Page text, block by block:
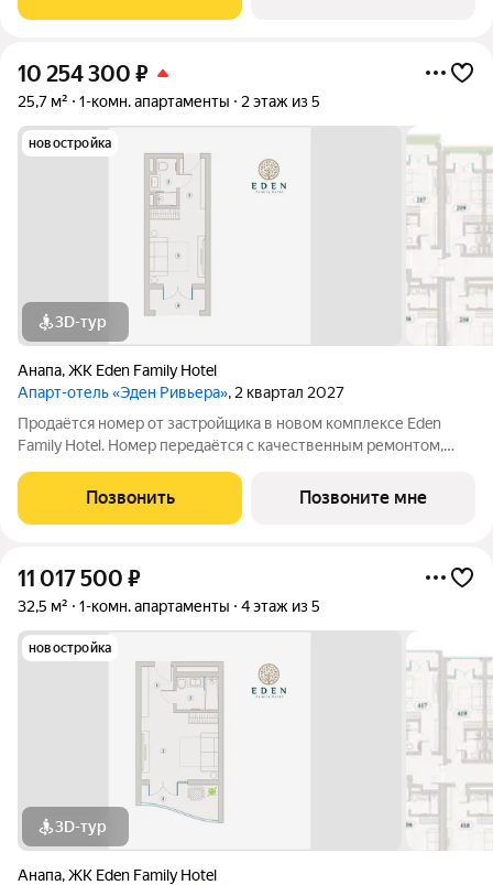
застройщика, прозрачные условия,
10 254 300 ₽
25,7 м² 1-комн. апартаменты 2 этаж из 5
новостройка
3D-тур
Анапа,ЖК Eden Family Hotel
Апарт-отель «Эден Ривьера», 2 квартал 2027
Продаётся номер от застройщика в новом комплексе Eden
Family Hotel. Номер передаётся с качественным ремонтом,
заселению или сдаче в аренду. Прямая продажа от
застройщика, прозрачные условия,
Позвонить Позвоните мне
11 017 500 ₽
32,5 м² 1-комн. апартаменты 4 этаж из 5
новостройка
3D-тур
Анапа,ЖК Eden Family Hotel